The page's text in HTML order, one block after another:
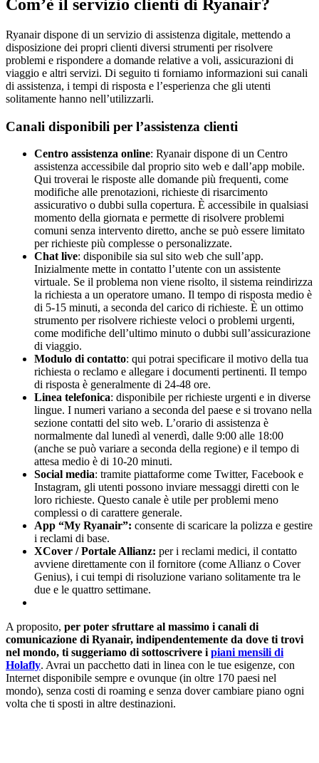
Com’è il servizio clienti di Ryanair?
Ryanair dispone di un servizio di assistenza digitale, mettendo a
disposizione dei propri clienti diversi strumenti per risolvere
problemi e rispondere a domande relative a voli, assicurazioni di
viaggio e altri servizi. Di seguito ti forniamo informazioni sui canali
di assistenza, i tempi di risposta e l’esperienza che gli utenti
solitamente hanno nell’utilizzarli.
Canali disponibili per l’assistenza clienti
Centro assistenza online: Ryanair dispone di un Centro
assistenza accessibile dal proprio sito web e dall’app mobile.
Qui troverai le risposte alle domande più frequenti, come
modifiche alle prenotazioni, richieste di risarcimento
assicurativo o dubbi sulla copertura. È accessibile in qualsiasi
momento della giornata e permette di risolvere problemi
comuni senza intervento diretto, anche se può essere limitato
per richieste più complesse o personalizzate.
Chat live: disponibile sia sul sito web che sull’app.
Inizialmente mette in contatto l’utente con un assistente
virtuale. Se il problema non viene risolto, il sistema reindirizza
la richiesta a un operatore umano. Il tempo di risposta medio è
di 5-15 minuti, a seconda del carico di richieste. È un ottimo
strumento per risolvere richieste veloci o problemi urgenti,
come modifiche dell’ultimo minuto o dubbi sull’assicurazione
di viaggio.
Modulo di contatto: qui potrai specificare il motivo della tua
richiesta o reclamo e allegare i documenti pertinenti. Il tempo
di risposta è generalmente di 24-48 ore.
Linea telefonica: disponibile per richieste urgenti e in diverse
lingue. I numeri variano a seconda del paese e si trovano nella
sezione contatti del sito web. L’orario di assistenza è
normalmente dal lunedì al venerdì, dalle 9:00 alle 18:00
(anche se può variare a seconda della regione) e il tempo di
attesa medio è di 10-20 minuti.
Social media: tramite piattaforme come Twitter, Facebook e
Instagram, gli utenti possono inviare messaggi diretti con le
loro richieste. Questo canale è utile per problemi meno
complessi o di carattere generale.
App “My Ryanair”: consente di scaricare la polizza e gestire
i reclami di base.
XCover / Portale Allianz: per i reclami medici, il contatto
avviene direttamente con il fornitore (come Allianz o Cover
Genius), i cui tempi di risoluzione variano solitamente tra le
due e le quattro settimane.
A proposito, per poter sfruttare al massimo i canali di
comunicazione di Ryanair, indipendentemente da dove ti trovi
nel mondo, ti suggeriamo di sottoscrivere ipiani mensili di
Holafly. Avrai un pacchetto dati in linea con le tue esigenze, con
Internet disponibile sempre e ovunque (in oltre 170 paesi nel
mondo), senza costi di roaming e senza dover cambiare piano ogni
volta che ti sposti in altre destinazioni.